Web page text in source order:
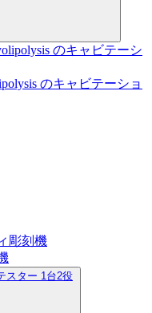
のキャビテーシ
のキャビテーショ
彫刻機
スター 1台2役